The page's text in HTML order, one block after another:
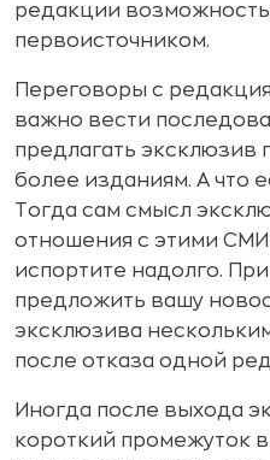
редакции
первоисточником.
Переговоры с
важно вести
предлагать эксклюзив
более изданиям. А что
Тогда сам смысл
отношения с этими СМИ
испортите надолго.
предложить вашу
эксклюзива
после отказа одной
Иногда после выхода
короткий промежуток